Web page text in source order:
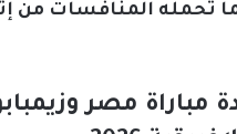
تحمله المنافسات من
مباراة مصر